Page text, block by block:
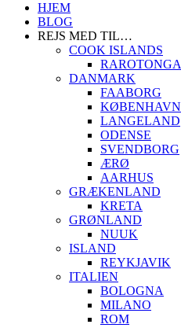
HJEM
BLOG
REJS MED TIL…
COOK ISLANDS
RAROTONGA
DANMARK
FAABORG
KØBENHAVN
LANGELAND
ODENSE
SVENDBORG
ÆRØ
AARHUS
GRÆKENLAND
KRETA
GRØNLAND
NUUK
ISLAND
REYKJAVIK
ITALIEN
BOLOGNA
MILANO
ROM